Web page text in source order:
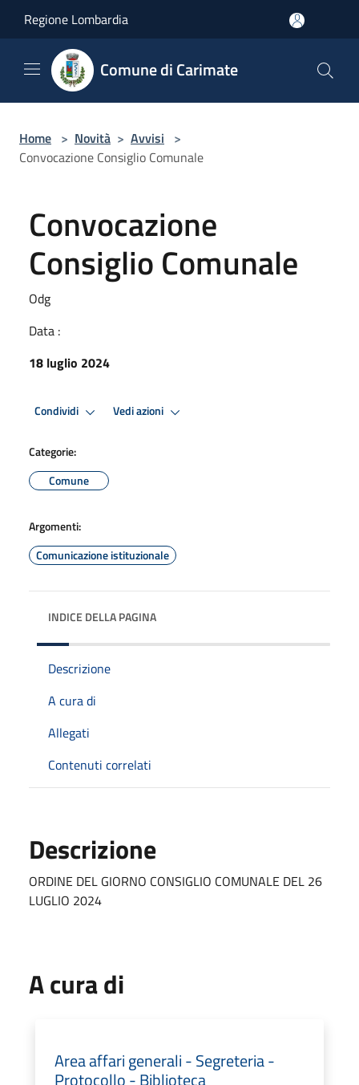
Regione Lombardia
Comune di Carimate
Home > Novità > Avvisi >
Convocazione Consiglio Comunale
Convocazione
Consiglio Comunale
Odg
Data :
18 luglio 2024
Condividi Vedi azioni
Categorie:
Comune
Argomenti:
Comunicazione istituzionale
INDICE DELLA PAGINA
Descrizione
A cura di
Allegati
Contenuti correlati
Descrizione
ORDINE DEL GIORNO CONSIGLIO COMUNALE DEL 26
LUGLIO 2024
A cura di
Area affari generali - Segreteria -
Protocollo - Biblioteca